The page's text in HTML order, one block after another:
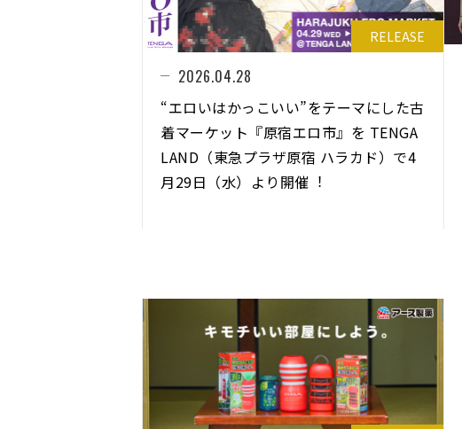
RELEASE
2026.04.28
“エロいはかっこいい”をテーマにした古
着マーケット『原宿エロ市』を TENGA
LAND（東急プラザ原宿 ハラカド）で4
⽉29⽇（⽔）より開催︕